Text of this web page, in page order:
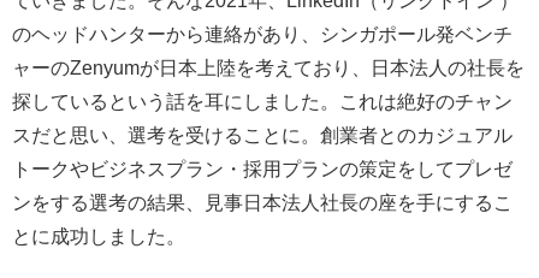
のヘッドハンターから連絡があり、シンガポール発ベンチ
ャーのZenyumが日本上陸を考えており、日本法人の社長を
探しているという話を耳にしました。これは絶好のチャン
スだと思い、選考を受けることに。創業者とのカジュアル
トークやビジネスプラン・採用プランの策定をしてプレゼ
ンをする選考の結果、見事日本法人社長の座を手にするこ
とに成功しました。